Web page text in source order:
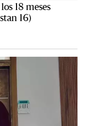
18 meses
16)